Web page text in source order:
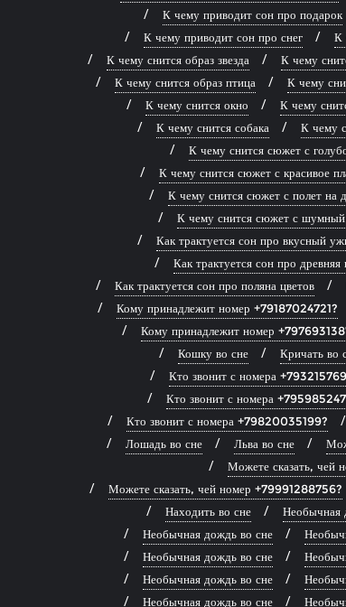
К чему приводит сон про подарок
К чему приводит сон про снег
К
К чему снится образ звезда
К чему
К чему снится образ птица
К чему
К чему снится окно
К чему
К чему снится собака
К чему
К чему снится сюжет с
К чему снится сюжет с красивое
К чему снится сюжет с полет на
К чему снится сюжет с
Как трактуется сон про вкусный
Как трактуется сон про древняя
Как трактуется сон про поляна цветов
Кому принадлежит номер +79187024721?
Кому принадлежит номер
Кошку во сне
Кричать во
Кто звонит с номера
Кто звонит с номера
Кто звонит с номера +79820035199?
Лошадь во сне
Льва во сне
Можете сказать, чей
Можете сказать, чей номер +79991288756?
Находить во сне
Необычная
Необычная дождь во сне
Необычная дождь во сне
Необычная дождь во сне
Необычная дождь во сне